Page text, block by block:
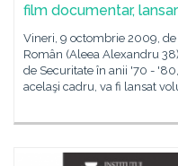
film documentar,
Vineri, 9 octombrie 2009,
Român (Aleea Alexandru
de Securitate în anii '70 -
acelaşi cadru, va fi lansat